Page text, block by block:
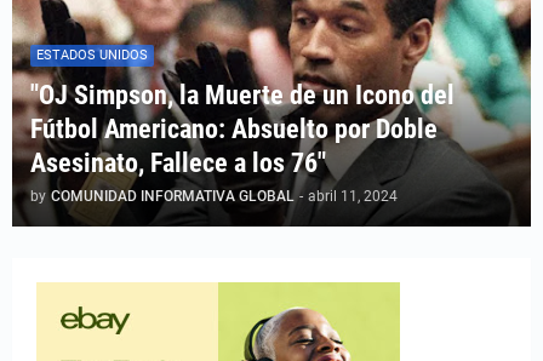
ESTADOS UNIDOS
"OJ Simpson, la Muerte de un Icono del
Fútbol Americano: Absuelto por Doble
Asesinato, Fallece a los 76"
by COMUNIDAD INFORMATIVA GLOBAL - abril 11, 2024